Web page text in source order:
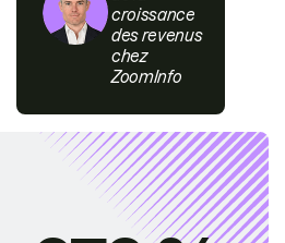
croissance
des revenus
chez
ZoomInfo